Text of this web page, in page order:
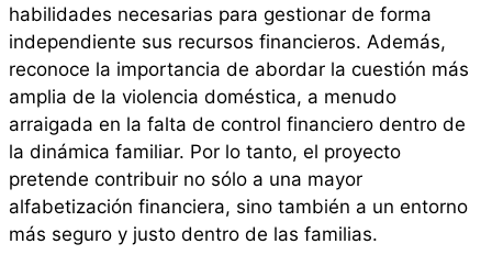
habilidades necesarias para gestionar de forma
independiente sus recursos financieros. Además,
reconoce la importancia de abordar la cuestión más
amplia de la violencia doméstica, a menudo
arraigada en la falta de control financiero dentro de
la dinámica familiar. Por lo tanto, el proyecto
pretende contribuir no sólo a una mayor
alfabetización financiera, sino también a un entorno
más seguro y justo dentro de las familias.